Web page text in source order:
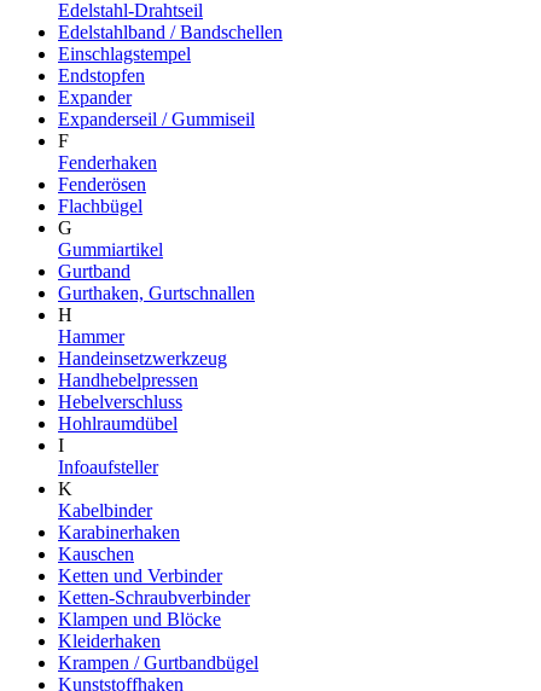
Edelstahl-Drahtseil
Edelstahlband / Bandschellen
Einschlagstempel
Endstopfen
Expander
Expanderseil / Gummiseil
F
Fenderhaken
Fenderösen
Flachbügel
G
Gummiartikel
Gurtband
Gurthaken, Gurtschnallen
H
Hammer
Handeinsetzwerkzeug
Handhebelpressen
Hebelverschluss
Hohlraumdübel
I
Infoaufsteller
K
Kabelbinder
Karabinerhaken
Kauschen
Ketten und Verbinder
Ketten-Schraubverbinder
Klampen und Blöcke
Kleiderhaken
Krampen / Gurtbandbügel
Kunststoffhaken